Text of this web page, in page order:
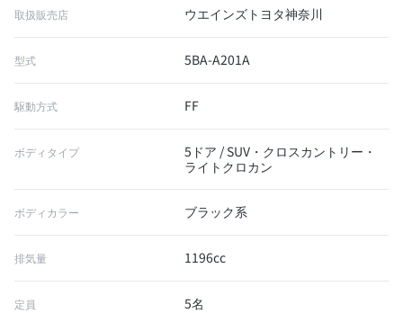
取扱販売店 ウエインズトヨタ神奈川
型式 5BA-A201A
駆動方式 FF
ボディタイプ
5ドア / SUV・クロスカントリー・
ライトクロカン
ボディカラー ブラック系
排気量 1196cc
定員 5名